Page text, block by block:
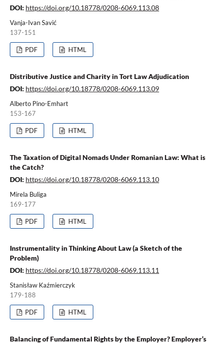
DOI: https://doi.org/10.18778/0208-6069.113.08
Vanja-Ivan Savić
137-151
PDF HTML
Distributive Justice and Charity in Tort Law Adjudication
DOI: https://doi.org/10.18778/0208-6069.113.09
Alberto Pino-Emhart
153-167
PDF HTML
The Taxation of Digital Nomads Under Romanian Law: What is
the Catch?
DOI: https://doi.org/10.18778/0208-6069.113.10
Mirela Buliga
169-177
PDF HTML
Instrumentality in Thinking About Law (a Sketch of the
Problem)
DOI: https://doi.org/10.18778/0208-6069.113.11
Stanisław Kaźmierczyk
179-188
PDF HTML
Balancing of Fundamental Rights by the Employer? Employer’s